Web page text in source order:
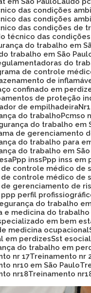
das condições
das condições
das condições de
técnico das
do trabalho em
do trabalho em São
do
de controle
de
confinado em
de proteção
de empilhadeira
do trabalho
Pcmso
do trabalho em
de gerenciamento
do trabalho para
do trabalho em
Ppp inss Ppp inss em
de controle médico de
de controle médico de
de gerenciamento de
ppp perfil
do trabalho
e medicina do
em bem
medicina ocupacional
em perdizes Sst
do trabalho em
nr 17
Treinamento nr
nr10 em São Paulo
nr18
Treinamento